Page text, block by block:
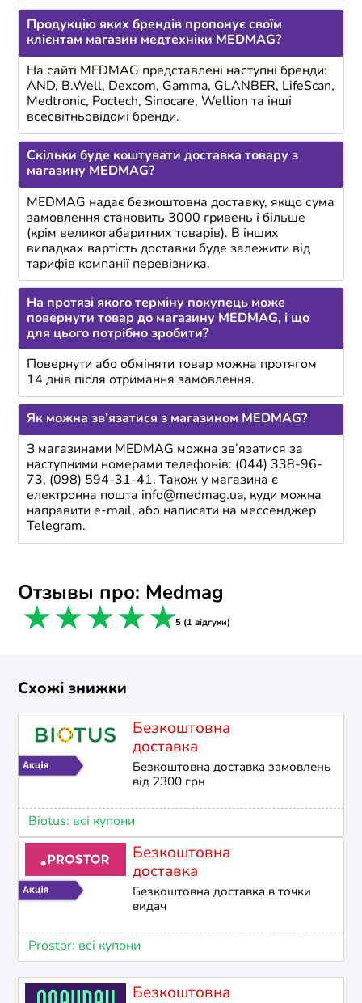
Продукцію яких брендів пропонує своїм
клієнтам магазин медтехніки MEDMAG?
На сайті MEDMAG представлені наступні бренди:
AND, B.Well, Dexcom, Gamma, GLANBER, LifeScan,
Medtronic, Poctech, Sinocare, Wellion та інші
всесвітньовідомі бренди.
Скільки буде коштувати доставка товару з
магазину MEDMAG?
MEDMAG надає безкоштовна доставку, якщо сума
замовлення становить 3000 гривень і більше
(крім великогабаритних товарів). В інших
випадках вартість доставки буде залежити від
тарифів компанії перевізника.
На протязі якого терміну покупець може
повернути товар до магазину MEDMAG, і що
для цього потрібно зробити?
Повернути або обміняти товар можна протягом
14 днів після отримання замовлення.
Як можна зв’язатися з магазином MEDMAG?
З магазинами MEDMAG можна зв’язатися за
наступними номерами телефонів: (044) 338-96-
73, (098) 594-31-41. Також у магазина є
електронна пошта info@medmag.ua, куди можна
направити e-mail, або написати на мессенджер
Telegram.
Отзывы про: Medmag
5 stars
4 stars
3 stars
2 stars
1 star 5 (1 відгуки)
Схожі знижки
Безкоштовна
доставка
Безкоштовна доставка замовлень
від 2300 грн
Biotus: всі купони
Безкоштовна
доставка
Безкоштовна доставка в точки
видач
Prostor: всі купони
Безкоштовна